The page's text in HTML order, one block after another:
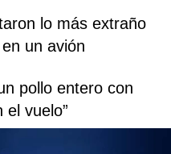
lo más extraño
un avión
pollo entero con
el vuelo”